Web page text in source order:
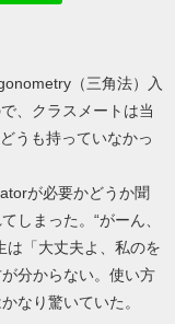
（三角法）入
、クラスメートは当
うも持っていなかっ
が必要かどうか聞
しまった。“がーん、
は「大丈夫よ、私のを
分からない。使い方
なり驚いていた。